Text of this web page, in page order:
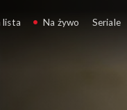
lista Na żywo Seriale